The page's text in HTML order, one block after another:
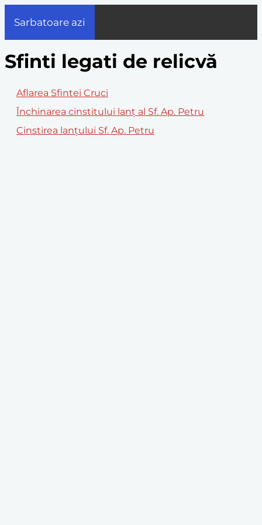
Sarbatoare azi
Sfinti legati de relicvă
Aflarea Sfintei Cruci
Închinarea cinstitului lanţ al Sf. Ap. Petru
Cinstirea lanțului Sf. Ap. Petru